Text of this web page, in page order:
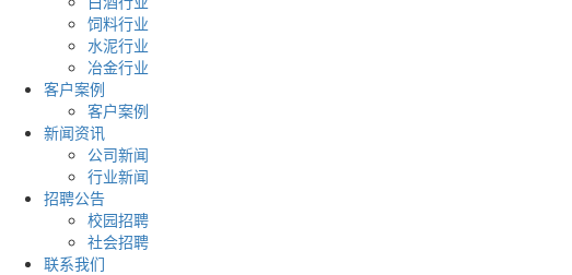
饲料行业
水泥行业
冶金行业
客户案例
客户案例
新闻资讯
公司新闻
行业新闻
招聘公告
校园招聘
社会招聘
联系我们